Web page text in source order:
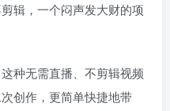
辑，一个闷声发大财的项
种无需直播、不剪辑视频
创作，更简单快捷地带